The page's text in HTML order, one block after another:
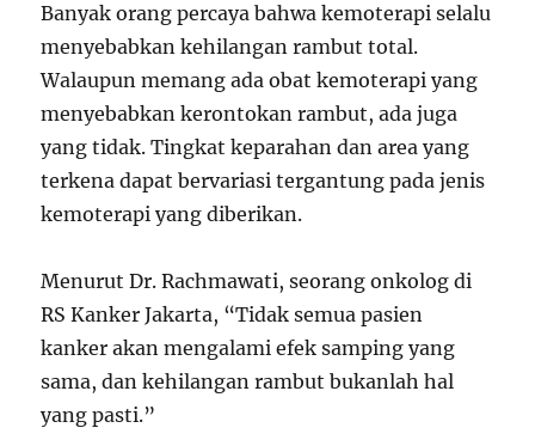
Banyak orang percaya bahwa kemoterapi selalu
menyebabkan kehilangan rambut total.
Walaupun memang ada obat kemoterapi yang
menyebabkan kerontokan rambut, ada juga
yang tidak. Tingkat keparahan dan area yang
terkena dapat bervariasi tergantung pada jenis
kemoterapi yang diberikan.
Menurut Dr. Rachmawati, seorang onkolog di
RS Kanker Jakarta, “Tidak semua pasien
kanker akan mengalami efek samping yang
sama, dan kehilangan rambut bukanlah hal
yang pasti.”